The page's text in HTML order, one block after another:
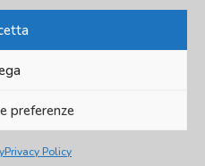
preferenze
Privacy Policy
Policy